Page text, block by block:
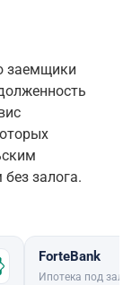
заемщики
залога.
ForteBank
Ипотека под